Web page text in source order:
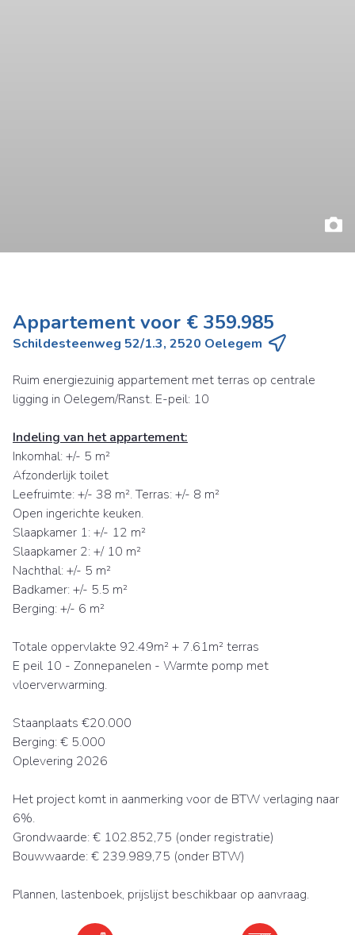
Appartement voor € 359.985
Schildesteenweg 52/1.3, 2520 Oelegem
Ruim energiezuinig appartement met terras op centrale
ligging in Oelegem/Ranst. E-peil: 10
Indeling van het appartement:
Inkomhal: +/- 5 m²
Afzonderlijk toilet
Leefruimte: +/- 38 m². Terras: +/- 8 m²
Open ingerichte keuken.
Slaapkamer 1: +/- 12 m²
Slaapkamer 2: +/ 10 m²
Nachthal: +/- 5 m²
Badkamer: +/- 5.5 m²
Berging: +/- 6 m²
Totale oppervlakte 92.49m² + 7.61m² terras
E peil 10 - Zonnepanelen - Warmte pomp met
vloerverwarming.
Staanplaats €20.000
Berging: € 5.000
Oplevering 2026
Het project komt in aanmerking voor de BTW verlaging naar
6%.
Grondwaarde: € 102.852,75 (onder registratie)
Bouwwaarde: € 239.989,75 (onder BTW)
Plannen, lastenboek, prijslijst beschikbaar op aanvraag.